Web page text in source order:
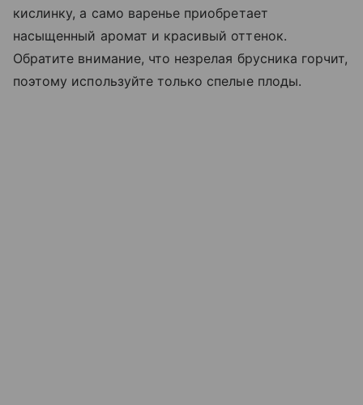
кислинку, а само варенье приобретает
насыщенный аромат и красивый оттенок.
Обратите внимание, что незрелая брусника горчит,
поэтому используйте только спелые плоды.